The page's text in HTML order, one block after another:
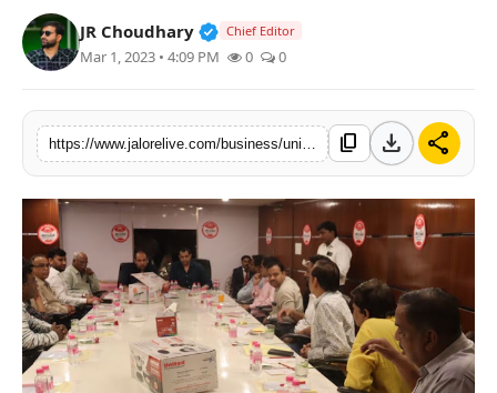
विशेष JR Choudhary Verified Public Figure • 30 Mar,
Chief Editor
Mar 1, 2023 • 4:09 PM 0 0
content_copy download share